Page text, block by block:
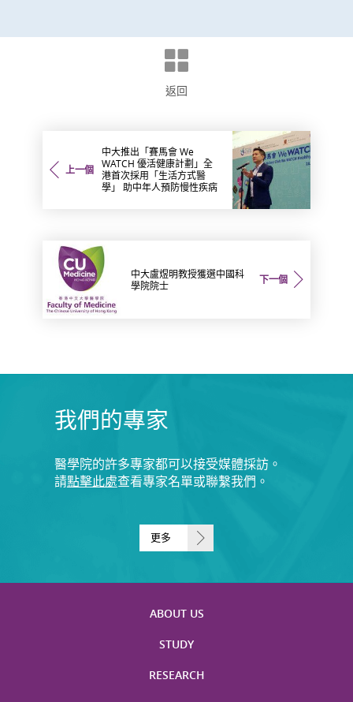
返回
上一個
中大推出「賽馬會 We
WATCH 優活健康計劃」全
港首次採用「生活方式醫
學」 助中年人預防慢性疾病
下一個
中大盧煜明教授獲選中國科
學院院士
我們的專家
醫學院的許多專家都可以接受媒體採訪。
請點擊此處查看專家名單或聯繫我們。
更多
ABOUT US
STUDY
RESEARCH